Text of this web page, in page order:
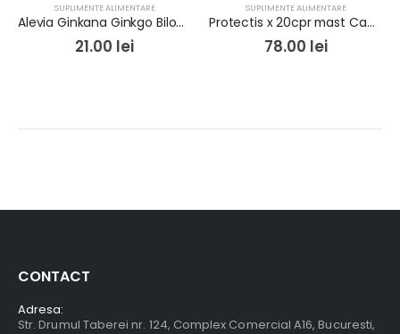
SUPLIMENTE ALIMENTARE
Alevia Ginkana Ginkgo Biloba 40mg x 30cpr Pachet 1+1 Gratis
21.00 lei
SUPLIMENTE ALIMENTARE
Protectis x 20cpr mast Capsuni
78.00 lei
CONTACT
Adresa:
Str. Drumul Taberei nr. 124, Complex Comercial A16, Bucuresti,